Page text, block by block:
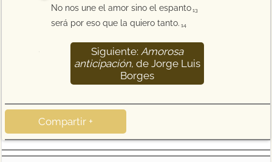
No nos une el amor sino el espanto 13
será por eso que la quiero tanto. 14
Siguiente:Amorosa
anticipación, de Jorge Luis
Borges
Compartir +